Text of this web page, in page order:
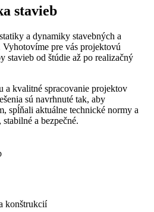
stavieb
a dynamiky stavebných a
pre vás projektovú
stavieb od štúdie až po realizačný
a kvalitné spracovanie projektov
sú navrhnuté tak, aby
spĺňali aktuálne technické normy a
a bezpečné.
konštrukcií